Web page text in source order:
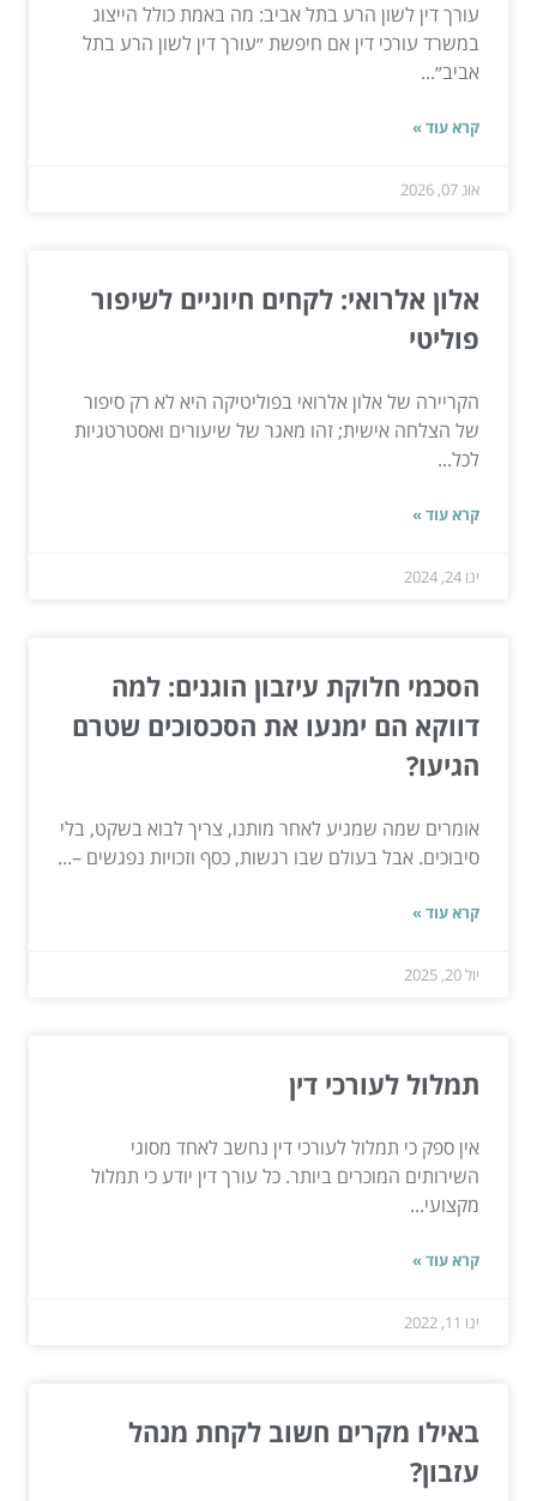
עורך דין לשון הרע בתל אביב: מה באמת כולל הייצוג
במשרד עורכי דין אם חיפשת ״עורך דין לשון הרע בתל
אביב״...
קרא עוד »
אוג 07, 2026
אלון אלרואי: לקחים חיוניים לשיפור
פוליטי
הקריירה של אלון אלרואי בפוליטיקה היא לא רק סיפור
של הצלחה אישית; זהו מאגר של שיעורים ואסטרטגיות
לכל...
קרא עוד »
ינו 24, 2024
הסכמי חלוקת עיזבון הוגנים: למה
דווקא הם ימנעו את הסכסוכים שטרם
הגיעו?
אומרים שמה שמגיע לאחר מותנו, צריך לבוא בשקט, בלי
סיבוכים. אבל בעולם שבו רגשות, כסף וזכויות נפגשים –...
קרא עוד »
יול 20, 2025
תמלול לעורכי דין
אין ספק כי תמלול לעורכי דין נחשב לאחד מסוגי
השירותים המוכרים ביותר. כל עורך דין יודע כי תמלול
מקצועי...
קרא עוד »
ינו 11, 2022
באילו מקרים חשוב לקחת מנהל
עזבון?